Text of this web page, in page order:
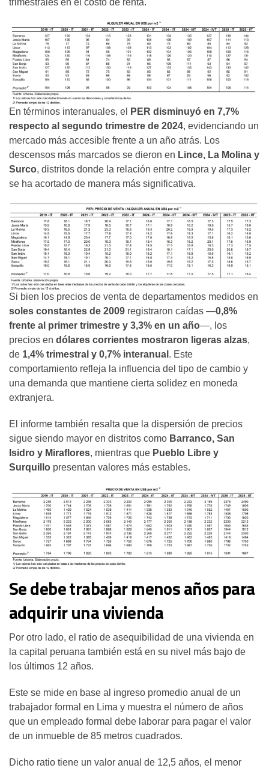
En términos interanuales, el
PER disminuyó en 7,7%
respecto al segundo trimestre de 2024, evidenciando un
mercado más accesible frente a un año atrás. Los
descensos más marcados se dieron en Lince, La Molina y
Surco, distritos donde la relación entre compra y alquiler
se ha acortado de manera más significativa.
Si bien los precios de venta de departamentos medidos en
soles constantes de 2009 registraron caídas —0,8%
frente al primer trimestre y 3,3% en un año—, los
precios en dólares corrientes mostraron ligeras alzas,
de 1,4% trimestral y 0,7% interanual . Este
comportamiento refleja la influencia del tipo de cambio y
una demanda que mantiene cierta solidez en moneda
extranjera.
El informe también resalta que la dispersión de precios
sigue siendo mayor en distritos como Barranco, San
Isidro y Miraflores, mientras que Pueblo Libre y
Surquillo presentan valores más estables.
Se debe trabajar menos años para
adquirir una vivienda
Por otro lado, el ratio de asequibilidad de una vivienda en
la capital peruana también está en su nivel más bajo de
los últimos 12 años.
Este se mide en base al ingreso promedio anual de un
trabajador formal en Lima y muestra el número de años
que un empleado formal debe laborar para pagar el valor
de un inmueble de 85 metros cuadrados.
Dicho ratio tiene un valor anual de 12,5 años, el menor